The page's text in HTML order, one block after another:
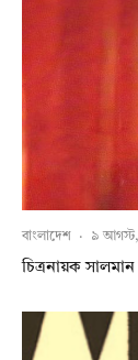
বাংলাদেশ · ৯
চিত্রনায়ক